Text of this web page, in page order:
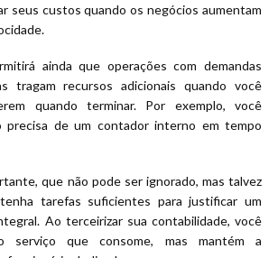
seus custos quando os negócios aumentam
ainda que operações com demandas
tragam recursos adicionais quando você
quando terminar. Por exemplo, você
precisa de um contador interno em tempo
que não pode ser ignorado, mas talvez
tarefas suficientes para justificar um
Ao terceirizar sua contabilidade, você
serviço que consome, mas mantém a